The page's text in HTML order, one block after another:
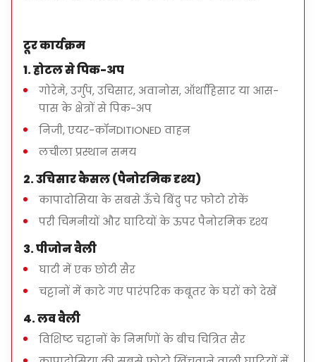
रेड वैली
रंगीन ज्वालामुखीय चट्टानी आकृतियों और दृश्यमान स्थलों के
बीच चलना।
ओर्ताहिसार पैनोरमा
ओर्ताहिसार किले और स्थानीय गांव जीवन पर नज़र रखने के
लिए फोटो स्टॉप।
टूर की अवधि
लगभग6-7 घंटे
क्या शामिल है
निजी परिवहन
लाइसेंस प्राप्त पेशेवर पर्यटन गाइड
टूर कार्यक्रम
1. होटल से पिक-अप
गोरेमे, उर्गुप, उचिसार, अवानोस, ऑर्थाहिसार या आस-
पास के क्षेत्रों से पिक-अप
निजी, एयर-कॉनDITIONED वाहन
लचीला प्रस्थान समय
2. उचिसार कैसल (पैनोरमिक दृश्य)
कापादोसिया के सबसे ऊँचे बिंदु पर फोटो रोकें
परी चिमनीयों और घाटियों के ऊपर पैनोरमिक दृश्य
3. पीजोन वैली
घाटी में एक छोटी सैर
चट्टानों में काटे गए पारंपरिक कबूतर के घरों को देखें
4. लव वैली
विशिष्ट चट्टानों के निर्माणों के बीच चित्रित सैर